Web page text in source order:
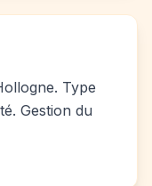
Type
Gestion du